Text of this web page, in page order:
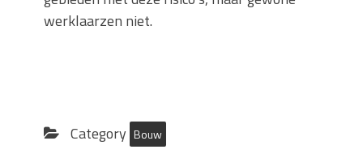
werklaarzen niet.
Category Bouw